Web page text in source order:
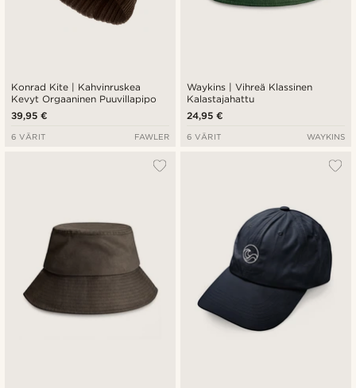
Konrad Kite | Kahvinruskea
Kevyt Orgaaninen Puuvillapipo
39,95 €
6 VÄRIT FAWLER
Waykins | Vihreä Klassinen
Kalastajahattu
24,95 €
6 VÄRIT WAYKINS